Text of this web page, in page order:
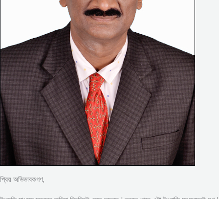
প্রিয় অভিভাবকগণ,